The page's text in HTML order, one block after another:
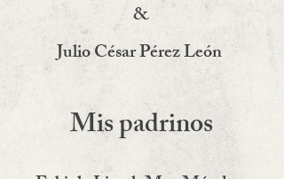
&
Julio César Pérez León
Mis padrinos